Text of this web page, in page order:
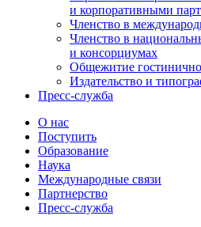
и корпоративными
Членство в
Членство в
и консорциумах
Общежитие
Издательство и
Пресс-служба
О нас
Поступить
Образование
Наука
Международные связи
Партнерство
Пресс-служба